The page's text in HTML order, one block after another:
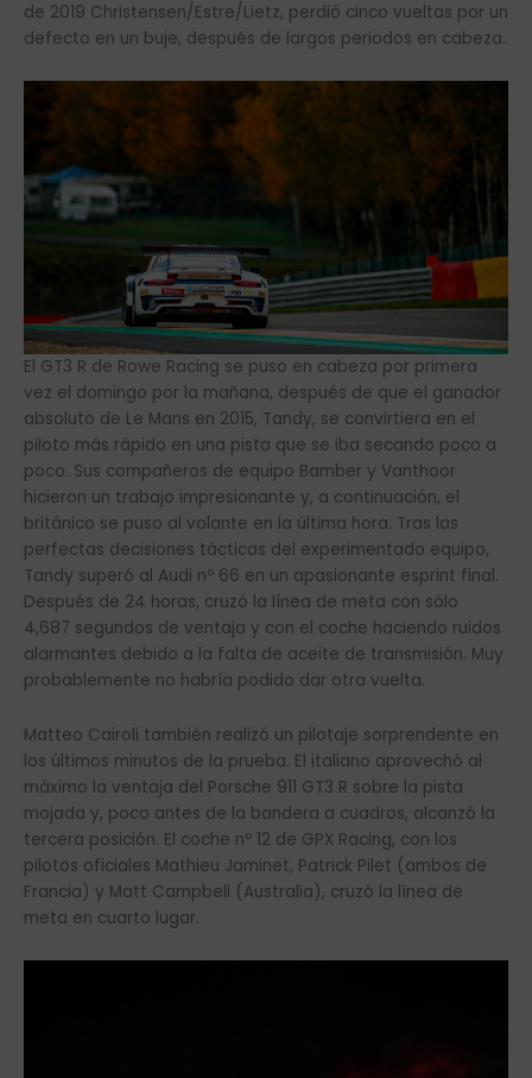
de 2019 Christensen/Estre/Lietz, perdió cinco vueltas por un
defecto en un buje, después de largos periodos en cabeza.
El GT3 R de Rowe Racing se puso en cabeza por primera
vez el domingo por la mañana, después de que el ganador
absoluto de Le Mans en 2015, Tandy, se convirtiera en el
piloto más rápido en una pista que se iba secando poco a
poco. Sus compañeros de equipo Bamber y Vanthoor
hicieron un trabajo impresionante y, a continuación, el
británico se puso al volante en la última hora. Tras las
perfectas decisiones tácticas del experimentado equipo,
Tandy superó al Audi nº 66 en un apasionante esprint final.
Después de 24 horas, cruzó la línea de meta con sólo
4,687 segundos de ventaja y con el coche haciendo ruidos
alarmantes debido a la falta de aceite de transmisión. Muy
probablemente no habría podido dar otra vuelta.
Matteo Cairoli también realizó un pilotaje sorprendente en
los últimos minutos de la prueba. El italiano aprovechó al
máximo la ventaja del Porsche 911 GT3 R sobre la pista
mojada y, poco antes de la bandera a cuadros, alcanzó la
tercera posición. El coche nº 12 de GPX Racing, con los
pilotos oficiales Mathieu Jaminet, Patrick Pilet (ambos de
Francia) y Matt Campbell (Australia), cruzó la línea de
meta en cuarto lugar.